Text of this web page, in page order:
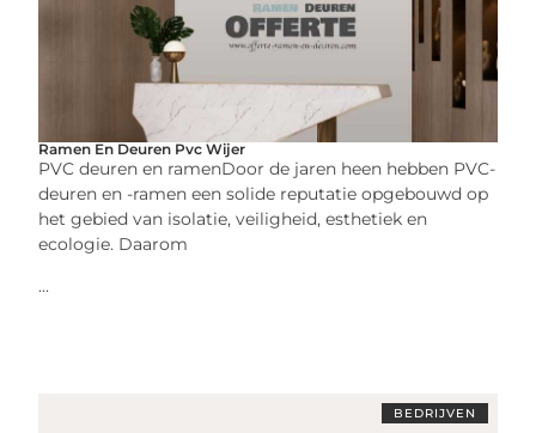
Ramen En Deuren Pvc Wijer
PVC deuren en ramenDoor de jaren heen hebben PVC-
deuren en -ramen een solide reputatie opgebouwd op
het gebied van isolatie, veiligheid, esthetiek en
ecologie. Daarom
...
BEDRIJVEN